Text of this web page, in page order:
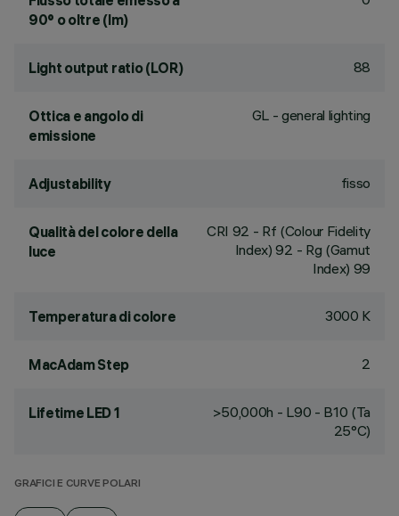
90° o oltre (lm)
Light output ratio (LOR) 88
Ottica e angolo di
emissione
GL - general lighting
Adjustability fisso
Qualità del colore della
luce
CRI 92 - Rf (Colour Fidelity
Index) 92 - Rg (Gamut
Index) 99
Temperatura di colore 3000 K
MacAdam Step 2
Lifetime LED 1
>50,000h - L90 - B10 (Ta
25°C)
GRAFICI E CURVE POLARI